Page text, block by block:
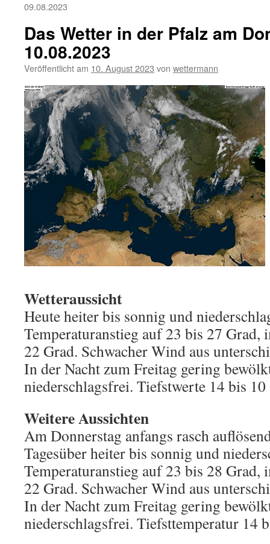
09.08.2023
Das Wetter in der Pfalz am
10.08.2023
Veröffentlicht am 10. August 2023 von wettermann
Wetteraussicht
Heute heiter bis sonnig und
Temperaturanstieg auf 23 bis 27 Grad,
22 Grad. Schwacher Wind aus
In der Nacht zum Freitag gering
niederschlagsfrei. Tiefstwerte 14 bis 10
Weitere Aussichten
Am Donnerstag anfangs rasch
Tagesüber heiter bis sonnig und
Temperaturanstieg auf 23 bis 28 Grad,
22 Grad. Schwacher Wind aus
In der Nacht zum Freitag gering
niederschlagsfrei. Tiefsttemperatur 14